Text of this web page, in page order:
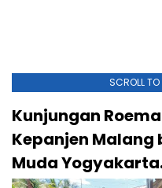
SCROLL TO
Kunjungan
Kepanjen
Muda